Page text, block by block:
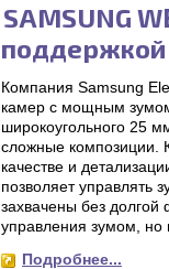
SAMSUNG
Компания Samsung
камер с мощным зумом
широкоугольного 25
сложные композиции.
качестве и
позволяет управлять
захвачены без долгой
управления зумом, но
Подробнее...